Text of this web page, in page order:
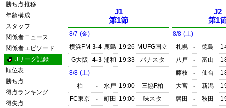
勝ち点推移
年齢構成
スタッフ
関係者ニュース
関係者エピソード
Jリーグ記録
順位表
勝ち点
得点ランキング
得失点
J1
第1節
8/7 (金)
横浜FM 3-4 鹿島 19:26 MUFG国立
G大阪
4-3 浦和 19:33
パナスタ
8/8 (土)
柏
- 水戸 19:00
三協F柏
FC東京
- 町田 19:00
味スタ
J2
第1
8/8 (土)
札幌
- 徳島
八戸
- 富山
藤枝
- 仙台
大宮
- 新潟
磐田
- 秋田